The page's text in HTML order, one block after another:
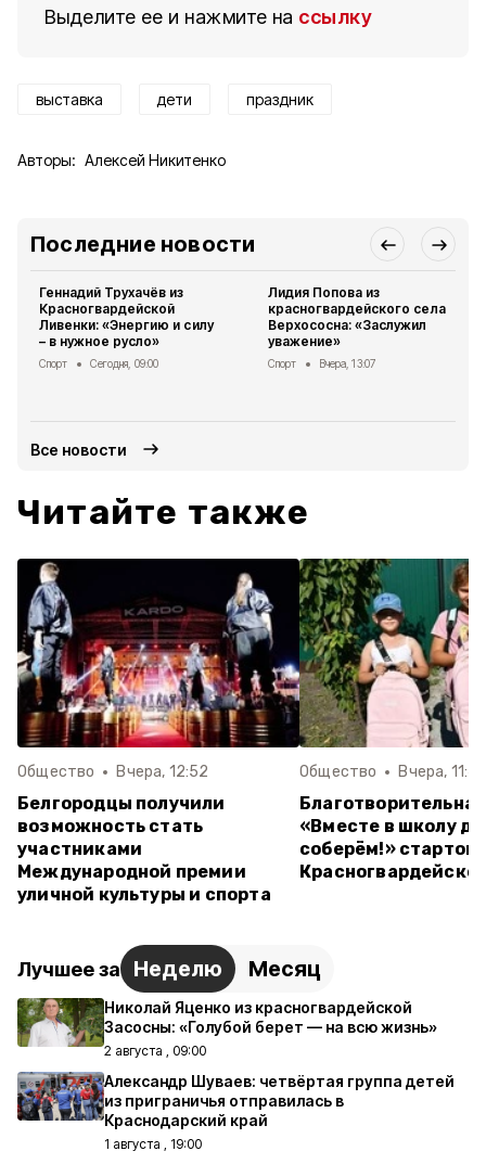
Выделите ее и нажмите на ссылку
выставка дети праздник
Авторы: Алексей Никитенко
Последние новости
Геннадий Трухачёв из
Красногвардейской
Ливенки: «Энергию и силу
– в нужное русло»
Спорт Сегодня, 09:00
Лидия Попова из
красногвардейского села
Верхососна: «Заслужил
уважение»
Спорт Вчера, 13:07
Все новости
Читайте также
Общество Вчера, 12:52
Белгородцы получили
возможность стать
участниками
Международной премии
уличной культуры и спорта
Общество Вчера,
«Вместе в школу
соберём!»
Лучшее за Неделю Месяц
Николай Яценко из красногвардейской
Засосны: «Голубой берет — на всю жизнь»
2 августа , 09:00
Александр Шуваев: четвёртая группа детей
из приграничья отправилась в
Краснодарский край
1 августа , 19:00